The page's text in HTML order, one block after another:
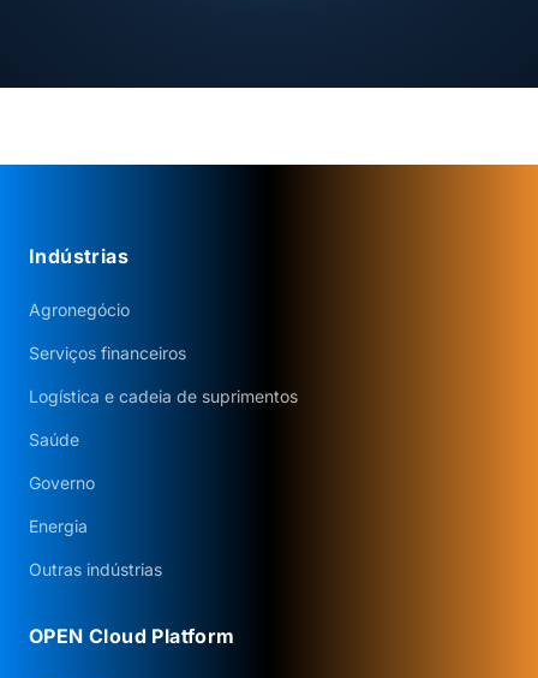
Indústrias
Agronegócio
Serviços financeiros
Logística e cadeia de suprimentos
Saúde
Governo
Energia
Outras indústrias
OPEN Cloud Platform